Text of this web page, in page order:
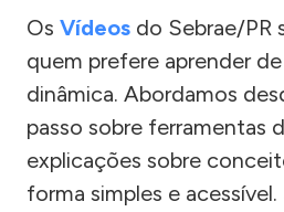
Os Vídeos do Sebrae/PR
quem prefere aprender
dinâmica. Abordamos
passo sobre ferramentas
explicações sobre
forma simples e